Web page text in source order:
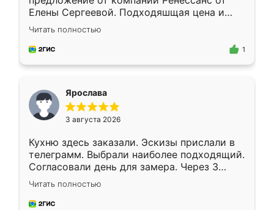
Елены Сергеевой. Подходяшщая цена и
короткие сроки изготовления. Приехавший
для замера сотрудник Владислав
предложил по моему эскизу самый
Читать полностью
1
Ярослава
3 августа 2026
Кухню здесь заказали. Эскизы прислали в
телеграмм. Выбрали наиболее подходящий.
Согласовали день для замера. Через 3
недели кухня была уже готова. Остались
довольны работой. Спасибо Ренессанс
мебель за качественную работу!
Читать полностью